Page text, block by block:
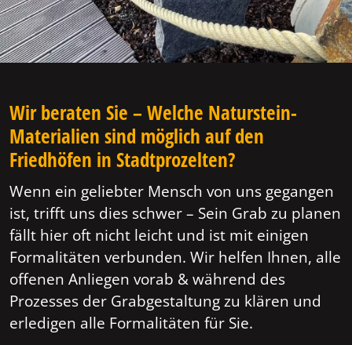
Wir beraten Sie – Welche Naturstein-
Materialien sind möglich auf den
Friedhöfen in Stadtprozelten?
Wenn ein geliebter Mensch von uns gegangen
ist, trifft uns dies schwer – Sein Grab zu planen
fällt hier oft nicht leicht und ist mit einigen
Formalitäten verbunden. Wir helfen Ihnen, alle
offenen Anliegen vorab & während des
Prozesses der Grabgestaltung zu klären und
erledigen alle Formalitäten für Sie.